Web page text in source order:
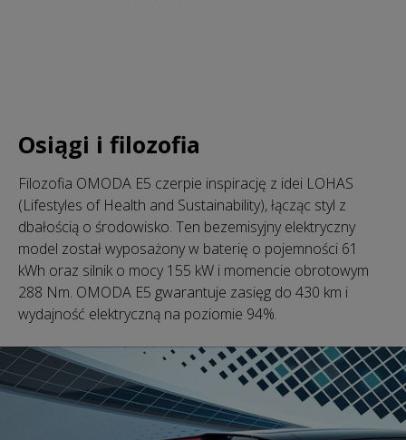
Osiągi i filozofia
Filozofia OMODA E5 czerpie inspirację z idei LOHAS
(Lifestyles of Health and Sustainability), łącząc styl z
dbałością o środowisko. Ten bezemisyjny elektryczny
model został wyposażony w baterię o pojemności 61
kWh oraz silnik o mocy 155 kW i momencie obrotowym
288 Nm. OMODA E5 gwarantuje zasięg do 430 km i
wydajność elektryczną na poziomie 94%.